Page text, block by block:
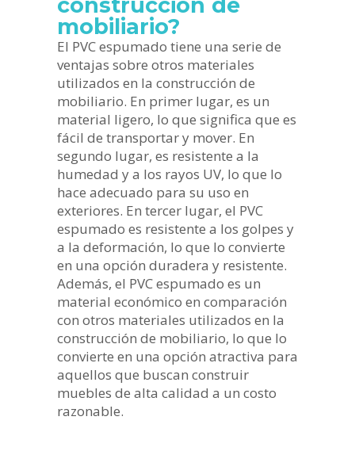
mobiliario?
El PVC espumado tiene una serie de
ventajas sobre otros materiales
utilizados en la construcción de
mobiliario. En primer lugar, es un
material ligero, lo que significa que es
fácil de transportar y mover. En
segundo lugar, es resistente a la
humedad y a los rayos UV, lo que lo
hace adecuado para su uso en
exteriores. En tercer lugar, el PVC
espumado es resistente a los golpes y
a la deformación, lo que lo convierte
en una opción duradera y resistente.
Además, el PVC espumado es un
material económico en comparación
con otros materiales utilizados en la
construcción de mobiliario, lo que lo
convierte en una opción atractiva para
aquellos que buscan construir
muebles de alta calidad a un costo
razonable.